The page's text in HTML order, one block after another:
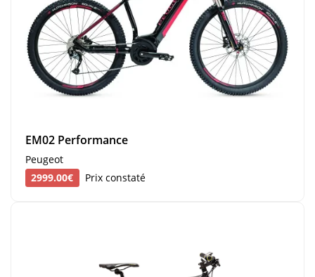
EM02 Performance
Peugeot
2999.00€
Prix constaté